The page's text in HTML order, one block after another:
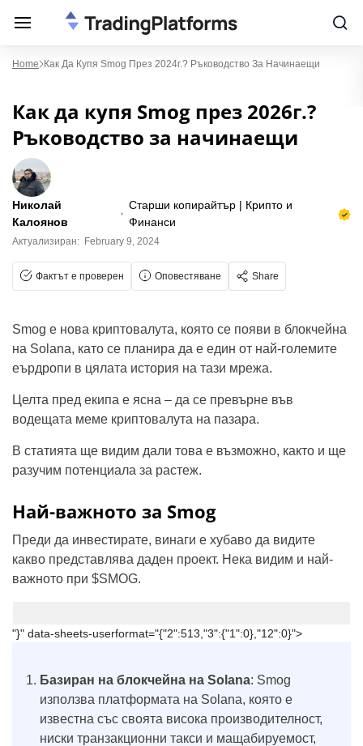
Home Как Да Купя Smog През 2024г.? Ръководство За Начинаещи
Как да купя Smog през 2026г.?
Ръководство за начинаещи
Николай
Калоянов
Старши копирайтър | Крипто и
Финанси
Актуализиран: February 9, 2024
Фактът е проверен Оповестяване Share
Smog e нова криптовалута, която се появи в блокчейна
на Solana, като се планира да е един от най-големите
еърдропи в цялата история на тази мрежа.
Целта пред екипа е ясна – да се превърне във
водещата меме криптовалута на пазара.
В статията ще видим дали това е възможно, както и ще
разучим потенциала за растеж.
Най-важното за Smog
Преди да инвестирате, винаги е хубаво да видите
какво представлява даден проект. Нека видим и най-
важното при $SMOG.
"}" data-sheets-userformat="{"2":513,"3":{"1":0},"12":0}">
Базиран на блокчейна на Solana: Smog
използва платформата на Solana, която е
известна със своята висока производителност,
ниски транзакционни такси и мащабируемост,